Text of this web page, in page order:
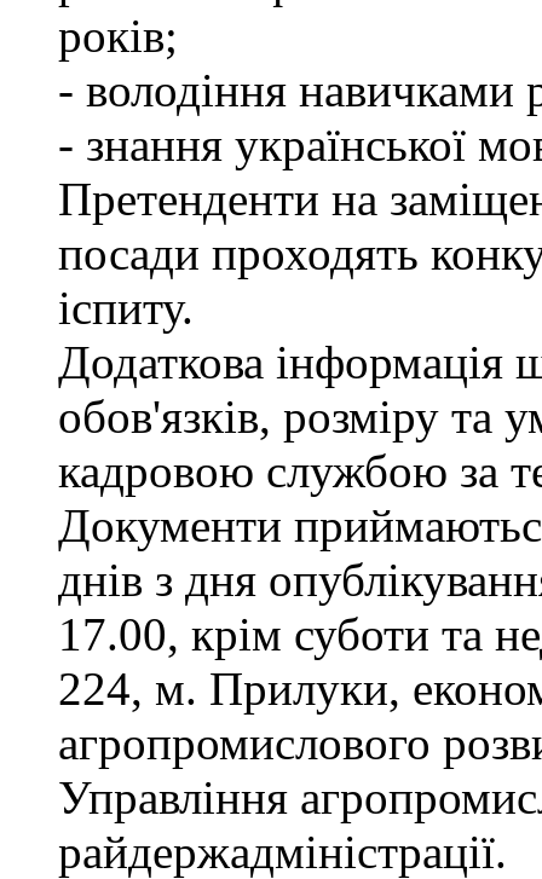
років;
- володіння навичками
- знання української
Претенденти на
посади проходять
іспиту.
Додаткова інформація
обов'язків, розміру та
кадровою службою за
Документи
днів з дня
17.00, крім суботи та
224, м. Прилуки,
агропромислового
Управління
райдержадміністрації.